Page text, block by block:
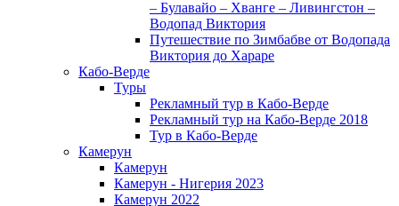
– Булавайо – Хванге – Ливингстон –
Водопад Виктория
Путешествие по Зимбабве от Водопада
Виктория до Хараре
Кабо-Верде
Туры
Рекламный тур в Кабо-Верде
Рекламный тур на Кабо-Верде 2018
Тур в Кабо-Верде
Камерун
Камерун
Камерун - Нигерия 2023
Камерун 2022